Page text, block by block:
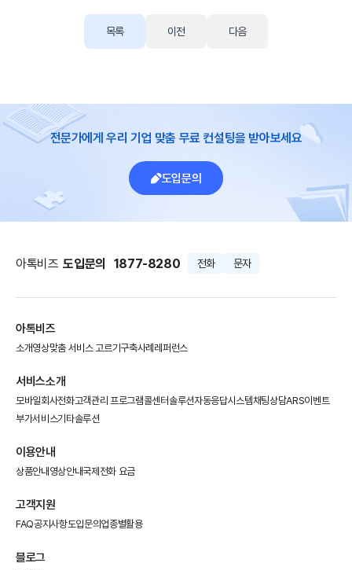
목록 이전 다음
전문가에게 우리 기업 맞춤 무료 컨설팅을 받아보세요
도입문의
아톡비즈 도입문의 1877-8280 전화 문자
아톡비즈
소개영상맞춤 서비스 고르기구축사례 레퍼런스
서비스소개
모바일회사전화고객관리 프로그램콜센터솔루션자동응답시스템채팅상담ARS이벤트
부가서비스기타솔루션
이용안내
상품안내 영상안내국제전화 요금
고객지원
FAQ공지사항도입문의 업종별활용
블로그